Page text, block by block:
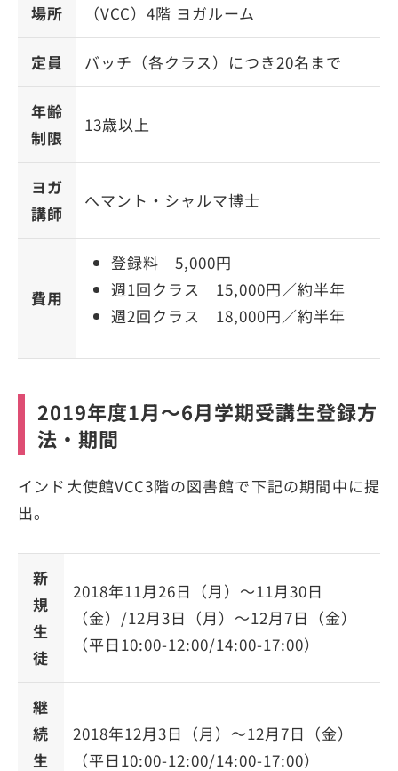
場所
（VCC）4階 ヨガルーム
定員 バッチ（各クラス）につき20名まで
年齢
制限
13歳以上
ヨガ
講師
へマント・シャルマ博士
費用
登録料 5,000円
週1回クラス 15,000円／約半年
週2回クラス 18,000円／約半年
2019年度1月～6月学期受講生登録方
法・期間
インド大使館VCC3階の図書館で下記の期間中に提
出。
新
規
生
徒
2018年11月26日（月）～11月30日
（金）/12月3日（月）～12月7日（金）
（平日10:00-12:00/14:00-17:00）
継
続
生
2018年12月3日（月）～12月7日（金）
（平日10:00-12:00/14:00-17:00）